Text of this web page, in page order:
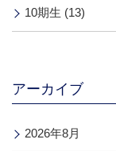
10期生 (13)
アーカイブ
2026年8月